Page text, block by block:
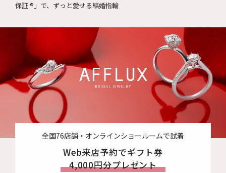
保証 ®」で、ずっと愛せる結婚指輪
全国76店舗・オンラインショールームで試着
Web来店予約でギフト券
4,000円分プレゼント